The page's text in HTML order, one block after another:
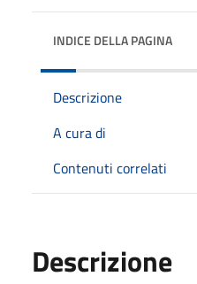
INDICE DELLA PAGINA
Descrizione
A cura di
Contenuti correlati
Descrizione